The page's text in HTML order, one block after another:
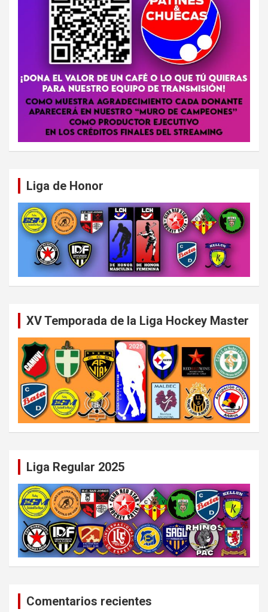
Liga de Honor
XV Temporada de la Liga Hockey Master
Liga Regular 2025
Comentarios recientes